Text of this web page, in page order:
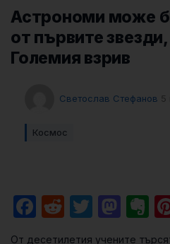
Астрономи може
от първите
Големия взрив
Светослав Стефанов 5
Космос
Facebook
RedditTwitter
От десетилетия учените